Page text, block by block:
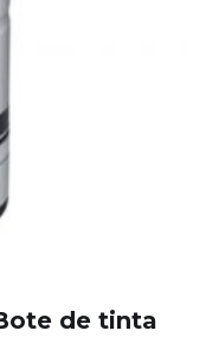
de tinta